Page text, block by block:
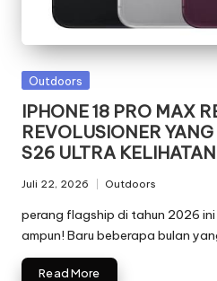
Posted
Outdoors
IPHONE 18 PRO MAX
REVOLUSIONER
S26 ULTRA
Juli 22, 2026
Posted
in
Outdoors
perang flagship di tahun 2026
ampun! Baru beberapa bulan
Read More